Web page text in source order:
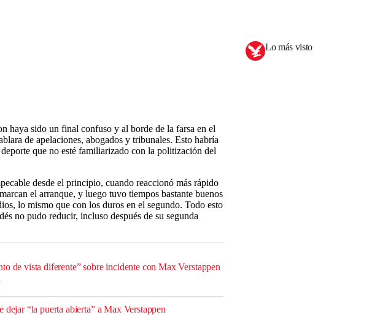
haya sido un final confuso y al borde de la farsa en el
de apelaciones, abogados y tribunales. Esto habría
que no esté familiarizado con la politización del
desde el principio, cuando reaccionó más rápido
el arranque, y luego tuvo tiempos bastante buenos
lo mismo que con los duros en el segundo. Todo esto
no pudo reducir, incluso después de su segunda
de vista diferente” sobre incidente con Max Verstappen
dejar “la puerta abierta” a Max Verstappen
Lo más visto